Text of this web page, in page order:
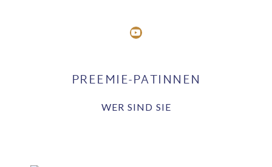
PREEMIE-PATINNEN
WER SIND SIE